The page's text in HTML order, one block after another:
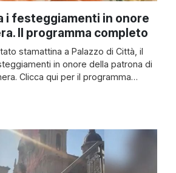
i festeggiamenti in onore
Il programma completo
stamattina a Palazzo di Città, il
in onore della patrona di
Clicca qui per il programma
con le relative
da Palazzo di […]